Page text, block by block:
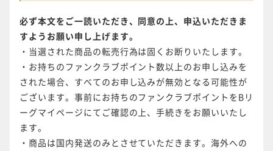
必ず本文をご一読いただき、同意の上、申込いただきま
すようお願い申し上げます。
・当選された商品の転売行為は固くお断りいたします。
・お持ちのファンクラブポイント数以上のお申し込みを
された場合、すべてのお申し込みが無効となる可能性が
ございます。事前にお持ちのファンクラブポイントをBリ
ーグマイページにてご確認の上、手続きをお願いいたし
ます。
・商品は国内発送のみとさせていただきます。海外への